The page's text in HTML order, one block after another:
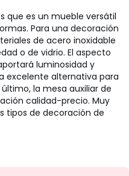
que es un mueble versátil
Para una decoración
de acero inoxidable
o de vidrio. El aspecto
luminosidad y
excelente alternativa para
la mesa auxiliar de
calidad-precio. Muy
tipos de decoración de